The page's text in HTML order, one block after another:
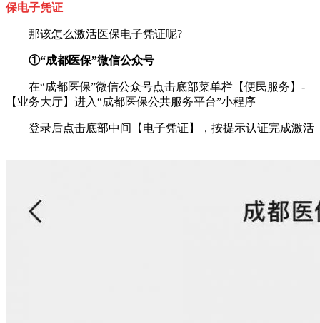
保电子凭证
那该怎么激活医保电子凭证呢?
①“成都医保”微信公众号
在“成都医保”微信公众号点击底部菜单栏【便民服务】-
【业务大厅】进入“成都医保公共服务平台”小程序
登录后点击底部中间【电子凭证】，按提示认证完成激活